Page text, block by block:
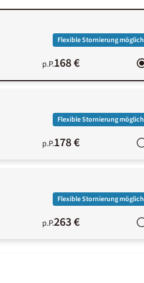
Flexible Stornierung möglich
p.P.168 €
Flexible Stornierung möglich
p.P.178 €
Flexible Stornierung möglich
p.P.263 €